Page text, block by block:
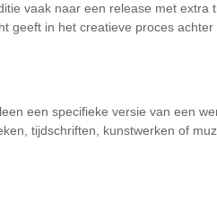
vaak naar een release met
geeft in het creatieve proces achter
een specifieke versie van een
tijdschriften, kunstwerken of